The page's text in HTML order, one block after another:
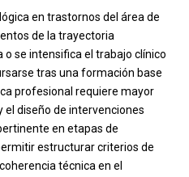
en trastornos del área de
de la trayectoria
o se intensifica el trabajo clínico
tras una formación base
profesional requiere mayor
el diseño de intervenciones
en etapas de
estructurar criterios de
técnica en el